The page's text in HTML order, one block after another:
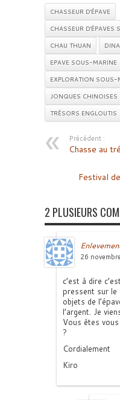
CHASSEUR D'ÉPAVE
CHASSEUR D'ÉPAVES
CHAU THUAN
EPAVE SOUS-MARINE
EXPLORATION SOUS-
JONQUES CHINOISES
TRÉSORS ENGLOUTIS
Précédent :
Chasse au
Festival
2 PLUSIEURS
26
c’est à dire
pressent sur le
objets de
l’argent. Je
Vous êtes
?
Cordialement
Kiro